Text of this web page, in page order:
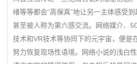
绪等等都会“高保真”地让另一主体感受到
甚至被人称为第六感交流。网络媒介、
技术和VR技术等协同下的元宇宙，便是
努力恢复现场性语境。网络小说的浅白